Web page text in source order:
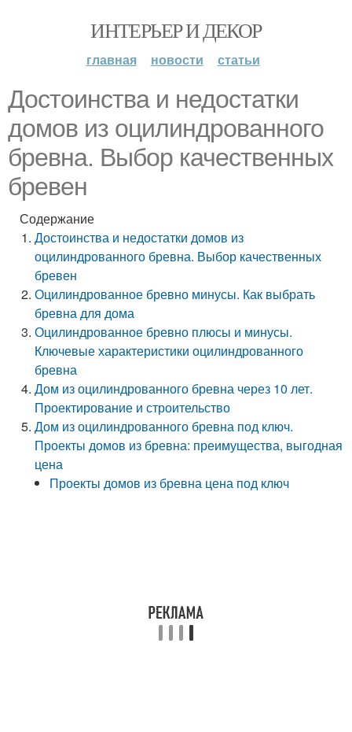
ИНТЕРЬЕР И ДЕКОР
главная новости статьи
Достоинства и недостатки
домов из оцилиндрованного
бревна. Выбор качественных
бревен
Содержание
Достоинства и недостатки домов из
оцилиндрованного бревна. Выбор качественных
бревен
Оцилиндрованное бревно минусы. Как выбрать
бревна для дома
Оцилиндрованное бревно плюсы и минусы.
Ключевые характеристики оцилиндрованного
бревна
Дом из оцилиндрованного бревна через 10 лет.
Проектирование и строительство
Дом из оцилиндрованного бревна под ключ.
Проекты домов из бревна: преимущества, выгодная
цена
Проекты домов из бревна цена под ключ